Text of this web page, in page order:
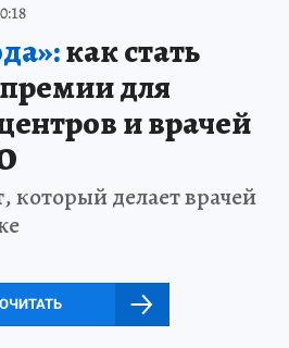
как стать
для
и врачей
который делает врачей